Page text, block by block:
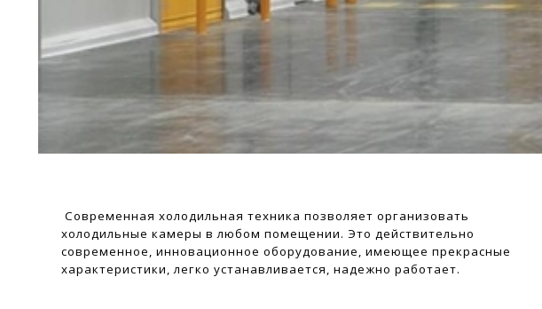
Современная холодильная техника позволяет организовать
холодильные камеры в любом помещении. Это действительно
современное, инновационное оборудование, имеющее прекрасные
характеристики, легко устанавливается, надежно работает.